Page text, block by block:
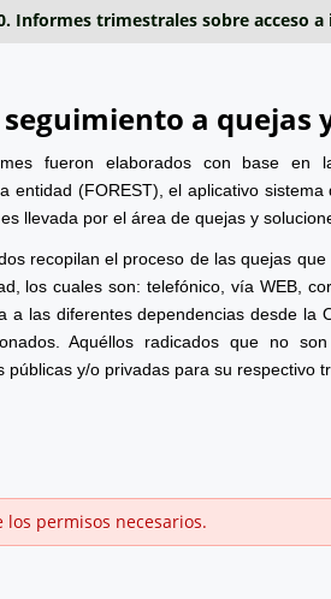
Informes trimestrales sobre acceso
a quejas
fueron elaborados con base
entidad (FOREST), el aplicativo
llevada por el área de quejas y
recopilan el proceso de las quejas
los cuales son: telefónico, vía WEB,
a las diferentes dependencias desde
Aquéllos radicados que no
públicas y/o privadas para su respectivo
los permisos necesarios.